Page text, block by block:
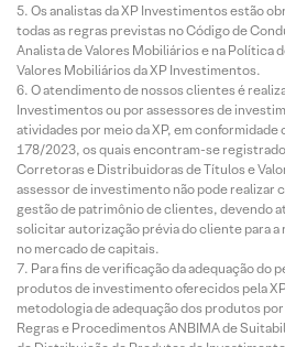
Os analistas da XP Investimentos estão
todas as regras previstas no Código de
Analista de Valores Mobiliários e na Política
Valores Mobiliários da XP Investimentos.
O atendimento de nossos clientes é
Investimentos ou por assessores de
atividades por meio da XP, em conformidade
178/2023, os quais encontram-se
Corretoras e Distribuidoras de Títulos e
assessor de investimento não pode realizar
gestão de patrimônio de clientes, devendo
solicitar autorização prévia do cliente para a
no mercado de capitais.
Para fins de verificação da adequação do
produtos de investimento oferecidos pela
metodologia de adequação dos produtos
Regras e Procedimentos ANBIMA de